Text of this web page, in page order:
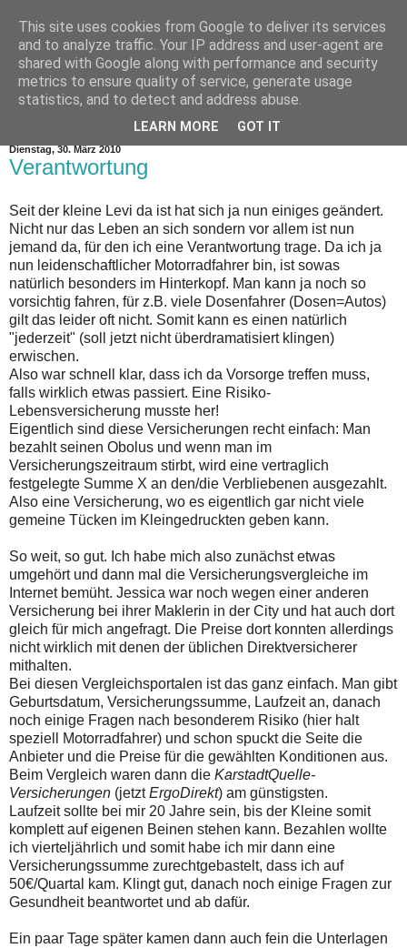
Dienstag, 30. März 2010
Verantwortung
Seit der kleine Levi da ist hat sich ja nun einiges geändert.
Nicht nur das Leben an sich sondern vor allem ist nun
jemand da, für den ich eine Verantwortung trage. Da ich ja
nun leidenschaftlicher Motorradfahrer bin, ist sowas
natürlich besonders im Hinterkopf. Man kann ja noch so
vorsichtig fahren, für z.B. viele Dosenfahrer (Dosen=Autos)
gilt das leider oft nicht. Somit kann es einen natürlich
"jederzeit" (soll jetzt nicht überdramatisiert klingen)
erwischen.
Also war schnell klar, dass ich da Vorsorge treffen muss,
falls wirklich etwas passiert. Eine Risiko-
Lebensversicherung musste her!
Eigentlich sind diese Versicherungen recht einfach: Man
bezahlt seinen Obolus und wenn man im
Versicherungszeitraum stirbt, wird eine vertraglich
festgelegte Summe X an den/die Verbliebenen ausgezahlt.
Also eine Versicherung, wo es eigentlich gar nicht viele
gemeine Tücken im Kleingedruckten geben kann.
So weit, so gut. Ich habe mich also zunächst etwas
umgehört und dann mal die Versicherungsvergleiche im
Internet bemüht. Jessica war noch wegen einer anderen
Versicherung bei ihrer Maklerin in der City und hat auch dort
gleich für mich angefragt. Die Preise dort konnten allerdings
nicht wirklich mit denen der üblichen Direktversicherer
mithalten.
Bei diesen Vergleichsportalen ist das ganz einfach. Man gibt
Geburtsdatum, Versicherungssumme, Laufzeit an, danach
noch einige Fragen nach besonderem Risiko (hier halt
speziell Motorradfahrer) und schon spuckt die Seite die
Anbieter und die Preise für die gewählten Konditionen aus.
Beim Vergleich waren dann die KarstadtQuelle-
Versicherungen (jetztErgoDirekt) am günstigsten.
Laufzeit sollte bei mir 20 Jahre sein, bis der Kleine somit
komplett auf eigenen Beinen stehen kann. Bezahlen wollte
ich vierteljährlich und somit habe ich mir dann eine
Versicherungssumme zurechtgebastelt, dass ich auf
50€/Quartal kam. Klingt gut, danach noch einige Fragen zur
Gesundheit beantwortet und ab dafür.
Ein paar Tage später kamen dann auch fein die Unterlagen
This site uses cookies from Google to deliver its services
and to analyze traffic. Your IP address and user-agent are
shared with Google along with performance and security
metrics to ensure quality of service, generate usage
statistics, and to detect and address abuse.
LEARN MORE GOT IT